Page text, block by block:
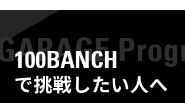
100BANCH
で挑戦したい人へ